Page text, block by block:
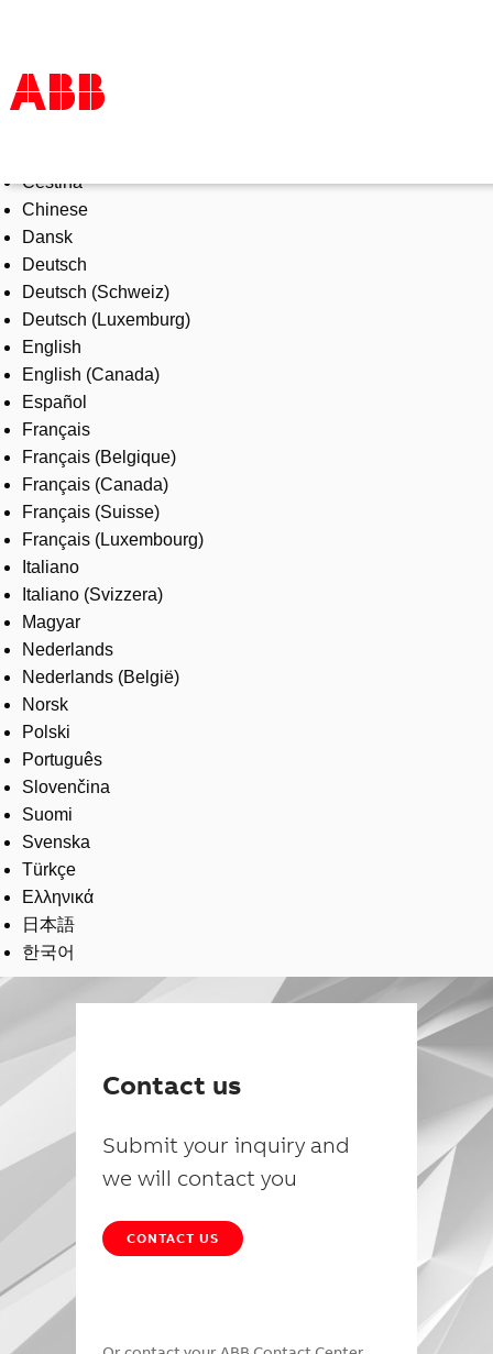
Products & Solutions
Industries
Services
About us
Where to buy
Contact us
Careers
Čeština
Chinese
Dansk
Deutsch
Deutsch (Schweiz)
Deutsch (Luxemburg)
English
English (Canada)
Español
Français
Français (Belgique)
Français (Canada)
Français (Suisse)
Français (Luxembourg)
Italiano
Italiano (Svizzera)
Magyar
Nederlands
Nederlands (België)
Norsk
Polski
Português
Slovenčina
Suomi
Svenska
Türkçe
Ελληνικά
日本語
한국어
Contact us
Submit your inquiry and
we will contact you
CONTACT US